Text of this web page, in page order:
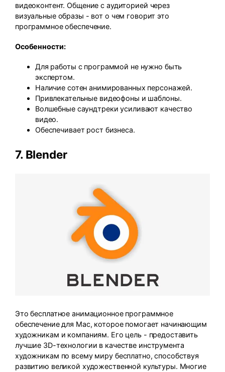
видеоконтент. Общение с аудиторией через
визуальные образы - вот о чем говорит это
программное обеспечение.
Особенности:
Для работы с программой не нужно быть
экспертом.
Наличие сотен анимированных персонажей.
Привлекательные видеофоны и шаблоны.
Волшебные саундтреки усиливают качество
видео.
Обеспечивает рост бизнеса.
7. Blender
Это бесплатное анимационное программное
обеспечение для Mac, которое помогает начинающим
художникам и компаниям. Его цель - предоставить
лучшие 3D-технологии в качестве инструмента
художникам по всему миру бесплатно, способствуя
развитию великой художественной культуры. Многие